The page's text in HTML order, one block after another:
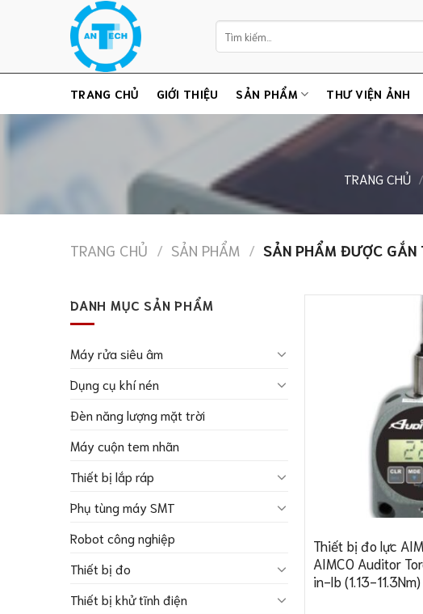
dung
Tìm
kiếm:
TRANG CHỦ GIỚI THIỆU SẢN PHẨM THƯ VIỆN ẢNH
TRANG CHỦ /
TRANG CHỦ / SẢN PHẨM / SẢN PHẨM ĐƯỢC GẮN
DANH MỤC SẢN PHẨM
Máy rửa siêu âm
Dụng cụ khí nén
Đèn năng lượng mặt trời
Máy cuộn tem nhãn
Thiết bị lắp ráp
Phụ tùng máy SMT
Robot công nghiệp
Thiết bị đo
Thiết bị khử tĩnh điện
Thiết bị đo lực
AIMCO Auditor
in-lb (1.13-11.3Nm)